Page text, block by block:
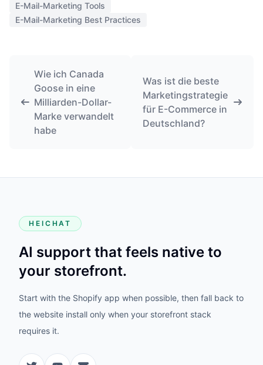
E-Mail-Marketing Tools
E-Mail-Marketing Best Practices
Wie ich Canada
Goose in eine
Milliarden-Dollar-
Marke verwandelt
habe
Was ist die beste
Marketingstrategie
für E-Commerce in
Deutschland?
HEICHAT
AI support that feels native to
your storefront.
Start with the Shopify app when possible, then fall back to
the website install only when your storefront stack
requires it.